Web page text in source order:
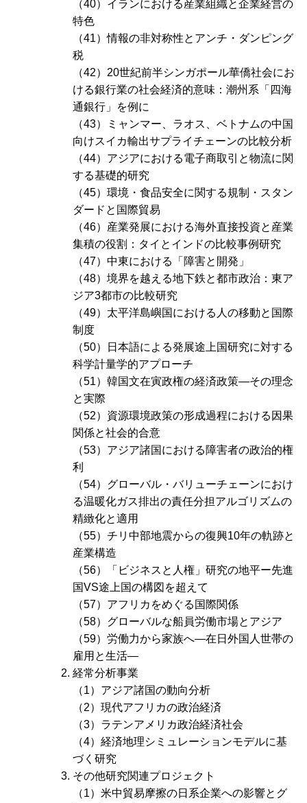
（40）イランにおける産業組織と企業経営の
特色
（41）情報の非対称性とアンチ・ダンピング
税
（42）20世紀前半シンガポール華僑社会にお
ける銀行業の社会経済的意味：潮州系「四海
通銀行」を例に
（43）ミャンマー、ラオス、ベトナムの中国
向けスイカ輸出サプライチェーンの比較分析
（44）アジアにおける電子商取引と物流に関
する基礎的研究
（45）環境・食品安全に関する規制・スタン
ダードと国際貿易
（46）産業発展における海外直接投資と産業
集積の役割：タイとインドの比較事例研究
（47）中東における「障害と開発」
（48）境界を越える地下鉄と都市政治：東ア
ジア3都市の比較研究
（49）太平洋島嶼国における人の移動と国際
制度
（50）日本語による発展途上国研究に対する
科学計量学的アプローチ
（51）韓国文在寅政権の経済政策―その理念
と実際
（52）資源環境政策の形成過程における因果
関係と社会的合意
（53）アジア諸国における障害者の政治的権
利
（54）グローバル・バリューチェーンにおけ
る温暖化ガス排出の責任分担アルゴリズムの
精緻化と適用
（55）チリ中部地震からの復興10年の軌跡と
産業構造
（56）「ビジネスと人権」研究の地平ー先進
国VS途上国の構図を超えて
（57）アフリカをめぐる国際関係
（58）グローバルな船員労働市場とアジア
（59）労働力から家族へ―在日外国人世帯の
雇用と生活―
経常分析事業
（1）アジア諸国の動向分析
（2）現代アフリカの政治経済
（3）ラテンアメリカ政治経済社会
（4）経済地理シミュレーションモデルに基
づく研究
その他研究関連プロジェクト
（1）米中貿易摩擦の日系企業への影響とグ